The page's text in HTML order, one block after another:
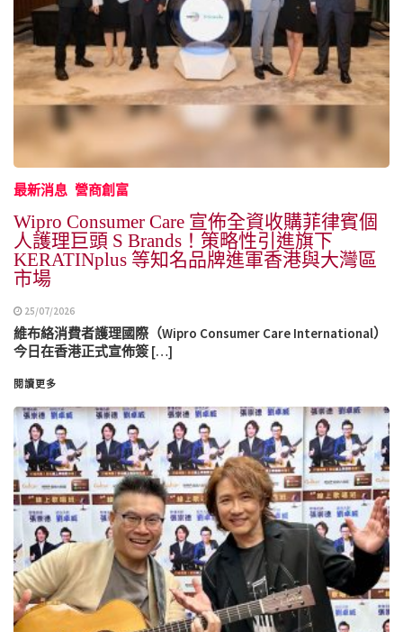
最新消息 營商創富
Wipro Consumer Care 宣佈全資收購菲律賓個
人護理巨頭 S Brands！策略性引進旗下
KERATINplus 等知名品牌進軍香港與大灣區
市場
25/07/2026
維布絡消費者護理國際（Wipro Consumer Care International）
今日在香港正式宣佈簽 […]
閱讀更多